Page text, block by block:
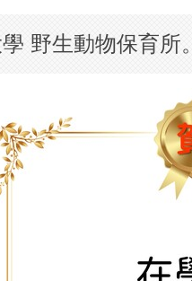
野生動物保育所。